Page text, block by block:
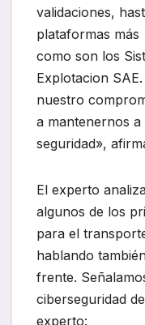
validaciones,
plataformas
como son los
Explotacion
nuestro
a mantenernos a
seguridad»,
El experto
algunos de los
para el
hablando
frente.
ciberseguridad
experto: